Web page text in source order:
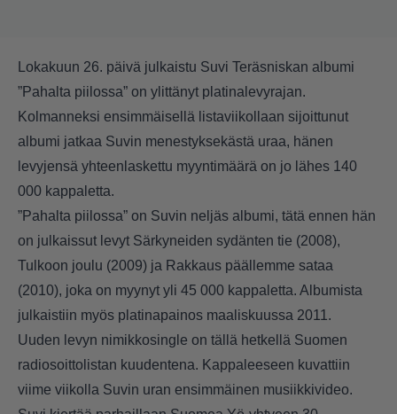
Lokakuun 26. päivä julkaistu Suvi Teräsniskan albumi
”Pahalta piilossa” on ylittänyt platinalevyrajan.
Kolmanneksi ensimmäisellä listaviikollaan sijoittunut
albumi jatkaa Suvin menestyksekästä uraa, hänen
levyjensä yhteenlaskettu myyntimäärä on jo lähes 140
000 kappaletta.
”Pahalta piilossa” on Suvin neljäs albumi, tätä ennen hän
on julkaissut levyt Särkyneiden sydänten tie (2008),
Tulkoon joulu (2009) ja Rakkaus päällemme sataa
(2010), joka on myynyt yli 45 000 kappaletta. Albumista
julkaistiin myös platinapainos maaliskuussa 2011.
Uuden levyn nimikkosingle on tällä hetkellä Suomen
radiosoittolistan kuudentena. Kappaleeseen kuvattiin
viime viikolla Suvin uran ensimmäinen musiikkivideo.